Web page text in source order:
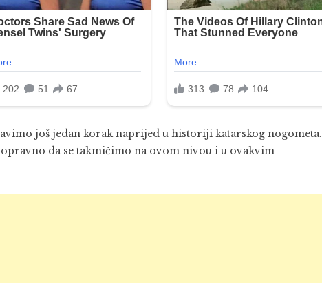
još jedan korak naprijed u historiji katarskog nogometa.
da se takmičimo na ovom nivou i u ovakvim